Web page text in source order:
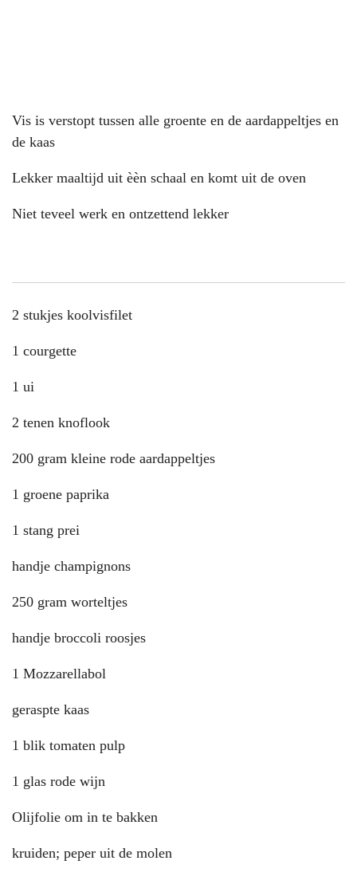
Vis is verstopt tussen alle groente en de aardappeltjes en
de kaas
Lekker maaltijd uit èèn schaal en komt uit de oven
Niet teveel werk en ontzettend lekker
2 stukjes koolvisfilet
1 courgette
1 ui
2 tenen knoflook
200 gram kleine rode aardappeltjes
1 groene paprika
1 stang prei
handje champignons
250 gram worteltjes
handje broccoli roosjes
1 Mozzarellabol
geraspte kaas
1 blik tomaten pulp
1 glas rode wijn
Olijfolie om in te bakken
kruiden; peper uit de molen